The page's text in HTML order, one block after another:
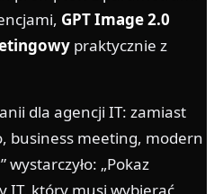
GPT Image 2.0
praktycznie z
dla agencji IT: zamiast
business meeting, modern
„Pokaz
IT, który musi wybierać